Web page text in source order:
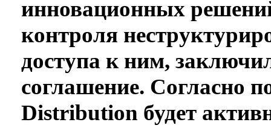
инновационных
контроля
доступа к ним,
соглашение. Согласно
Distribution будет